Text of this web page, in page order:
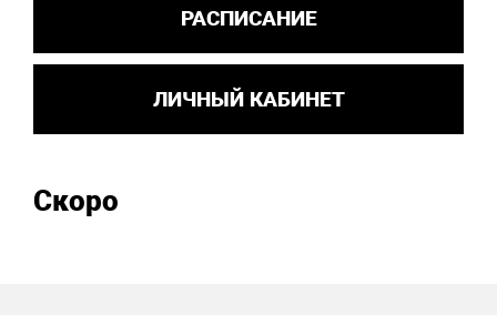
РАСПИСАНИЕ
ЛИЧНЫЙ КАБИНЕТ
Скоро